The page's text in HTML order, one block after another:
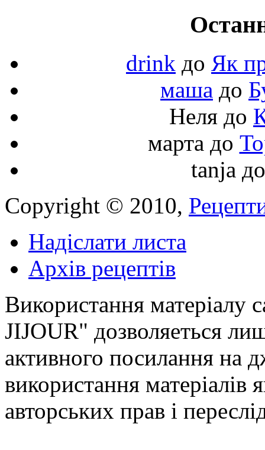
drink до Як
маша до
Неля до
марта до
tanja
Copyright © 2010,
Надіслати листа
Архів рецептів
Використання матеріалу
JIJOUR" дозволяеться
активного посилання на
використання
авторських прав і